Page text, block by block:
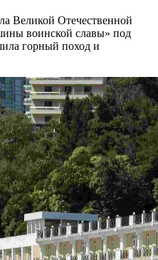
Великой Отечественной
воинской славы» под
горный поход и